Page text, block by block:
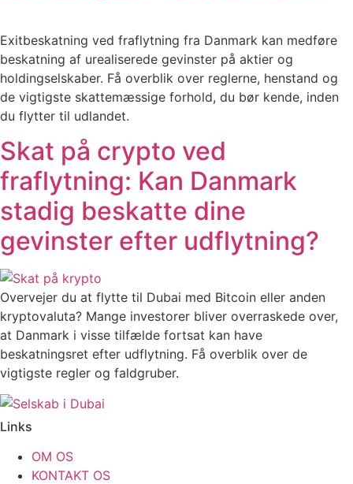
Exitbeskatning ved fraflytning fra Danmark kan medføre
beskatning af urealiserede gevinster på aktier og
holdingselskaber. Få overblik over reglerne, henstand og
de vigtigste skattemæssige forhold, du bør kende, inden
du flytter til udlandet.
Skat på crypto ved
fraflytning: Kan Danmark
stadig beskatte dine
gevinster efter udflytning?
Overvejer du at flytte til Dubai med Bitcoin eller anden
kryptovaluta? Mange investorer bliver overraskede over,
at Danmark i visse tilfælde fortsat kan have
beskatningsret efter udflytning. Få overblik over de
vigtigste regler og faldgruber.
Links
OM OS
KONTAKT OS